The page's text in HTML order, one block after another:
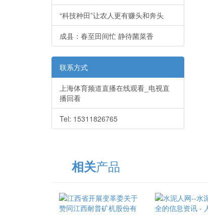
“科技种田”让农人更有赚头和奔头
成县：春至田间忙 静待菌菜香
联系方式
上海体育频道直播在线观看_电视直
播回看
Tel: 15311826765
相关产品